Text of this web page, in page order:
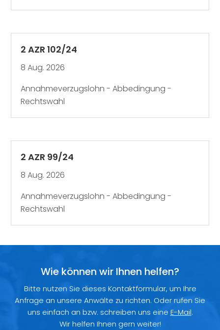
2 AZR 102/24
8 Aug. 2026
Annahmeverzugslohn - Abbedingung -
Rechtswahl
2 AZR 99/24
8 Aug. 2026
Annahmeverzugslohn - Abbedingung -
Rechtswahl
Wie können wir Ihnen helfen?
Bitte nutzen Sie dieses Kontaktformular, um Ihre
Anfrage an unsere Anwälte zu richten. Oder rufen Sie
uns einfach an bzw. schreiben uns eine E-Mail.
Wir helfen Ihnen gern weiter!